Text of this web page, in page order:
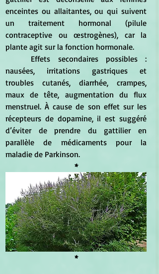
enceintes ou allaitantes, ou qui suivent
un traitement hormonal (pilule
contraceptive ou œstrogènes), car la
plante agit sur la fonction hormonale.
nausées, irritations gastriques et
troubles cutanés, diarrhée, crampes,
maux de tête, augmentation du flux
menstruel. À cause de son effet sur les
récepteurs de dopamine, il est suggéré
d’éviter de prendre du gattilier en
parallèle de médicaments pour la
maladie de Parkinson.
*
*